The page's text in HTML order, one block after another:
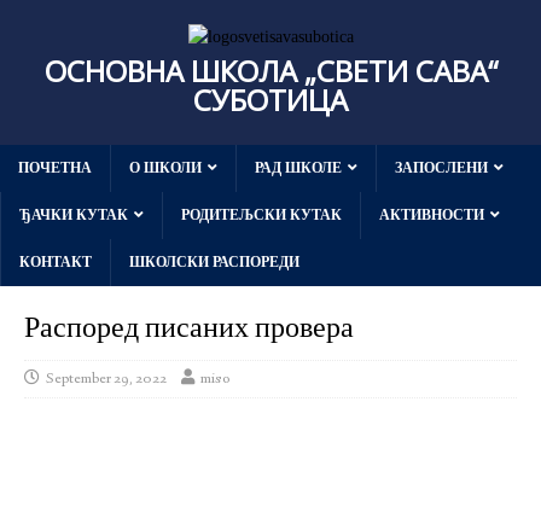
ОСНОВНА ШКОЛА „СВЕТИ САВА“
СУБОТИЦА
ПОЧЕТНА О ШКОЛИ РАД ШКОЛЕ ЗАПОСЛЕНИ
ЂАЧКИ КУТАК РОДИТЕЉСКИ КУТАК АКТИВНОСТИ
КОНТАКТ ШКОЛСКИ РАСПОРЕДИ
Распоред писаних провера
September 29, 2022 miso